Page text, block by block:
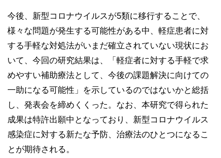
今後、新型コロナウイルスが5類に移行することで、
様々な問題が発生する可能性がある中、軽症患者に対
する手軽な対処法がいまだ確立されていない現状にお
いて、今回の研究結果は、「軽症者に対する手軽で求
めやすい補助療法として、今後の課題解決に向けての
一助になる可能性」を示しているのではないかと総括
し、発表会を締めくくった。なお、本研究で得られた
成果は特許出願中となっており、新型コロナウイルス
感染症に対する新たな予防、治療法のひとつになるこ
とが期待される。